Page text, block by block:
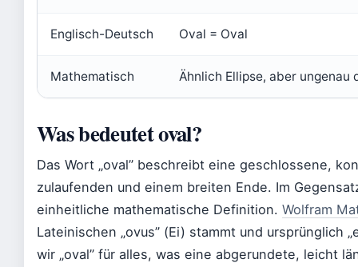
Englisch-Deutsch Oval = Oval
Mathematisch Ähnlich Ellipse, aber ungenau
Was bedeutet oval?
Das Wort „oval” beschreibt eine geschlossene,
zulaufenden und einem breiten Ende. Im
einheitliche mathematische Definition. Wolfram
Lateinischen „ovus” (Ei) stammt und ursprünglich
wir „oval” für alles, was eine abgerundete, leicht